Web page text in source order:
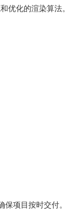
优化的渲染算法。
项目按时交付。